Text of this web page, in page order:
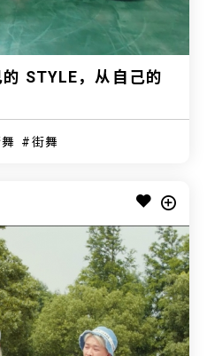
STYLE，从自己的
街舞